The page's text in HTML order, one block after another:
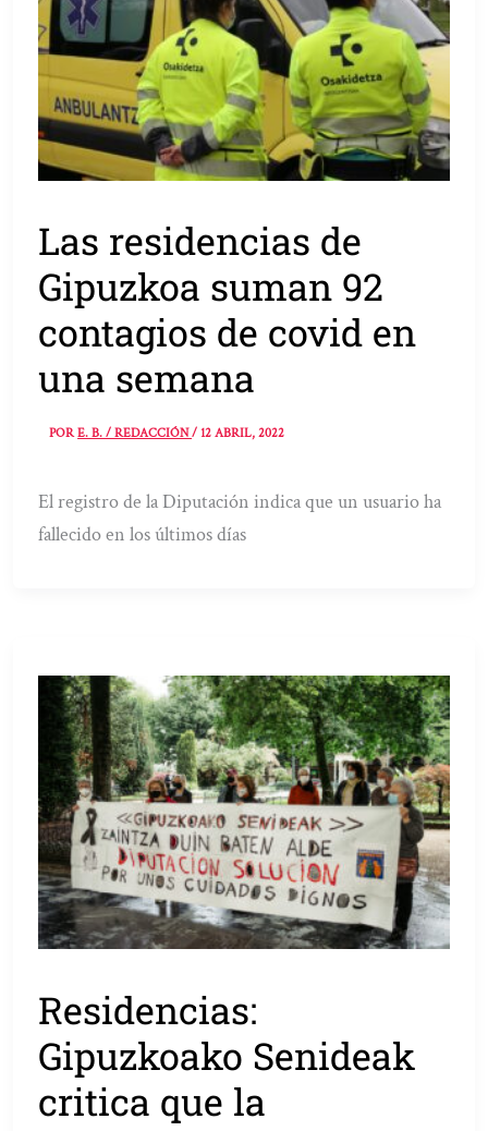
Las residencias de
Gipuzkoa suman 92
contagios de covid en
una semana
PORE. B. / REDACCIÓN/12 ABRIL, 2022
El registro de la Diputación indica que un usuario ha
fallecido en los últimos días
Residencias:
Gipuzkoako Senideak
critica que la